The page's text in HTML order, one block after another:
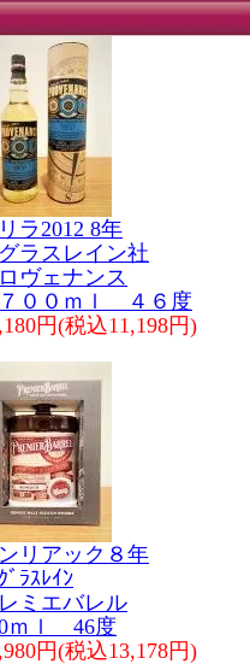
ラ2012 8年
ラスレイン社
ヴェナンス
００ｍｌ ４６度
円(税込11,198円)
リアック８年
ﾞﾗｽﾚｲﾝ
ミエバレル
ｍｌ 46度
円(税込13,178円)